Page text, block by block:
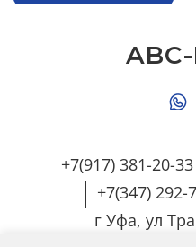
+7(917) 381-20-
+7(347)
г Уфа, ул